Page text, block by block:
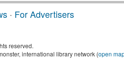
· For Advertisers
reserved.
international library network (open